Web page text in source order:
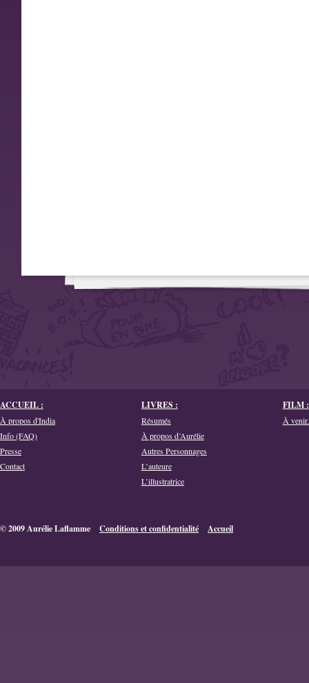
ACCUEIL :
À propos d'India
Info (FAQ)
Presse
Contact
LIVRES :
Résumés
À propos d’Aurélie
Autres Personnages
L’auteure
L’illustratrice
FILM :
À
© 2009 Aurélie Laflamme Conditions et confidentialité Accueil